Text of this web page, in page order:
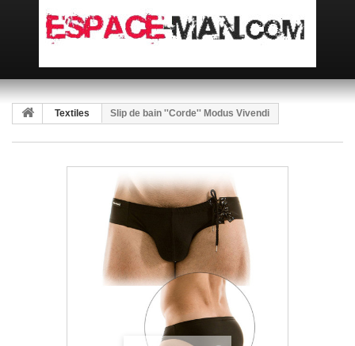
Textiles Slip de bain ''Corde'' Modus Vivendi